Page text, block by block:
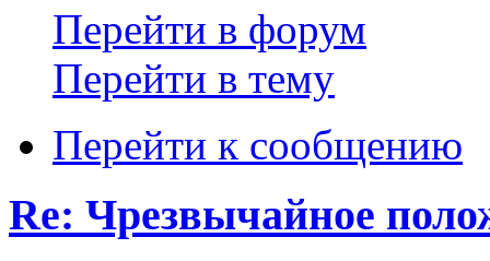
Перейти в форум
Перейти в тему
Перейти к сообщению
Re: Чрезвычайное